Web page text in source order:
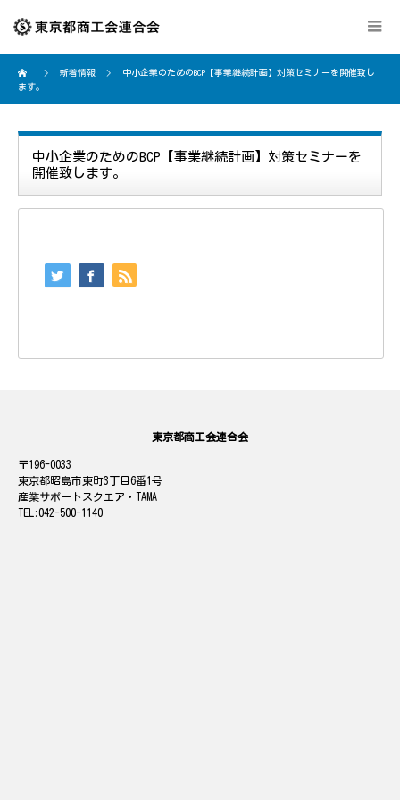
新着情報
中小企業のためのBCP【事業継続計画】対策セミナーを開催致し
ます。
中小企業のためのBCP【事業継続計画】対策セミナーを
開催致します。
東京都商工会連合会
196-0033
東京都昭島市東町3丁目6番1号
産業サポートスクエア・TAMA
042-500-1140